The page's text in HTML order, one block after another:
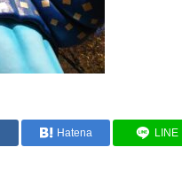
Hatena LINE